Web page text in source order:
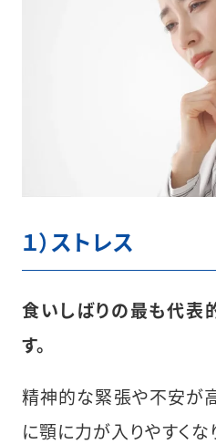
１）ストレス
食いしばりの最も代表
す。
精神的な緊張や不安が
に顎に力が入りやすくな